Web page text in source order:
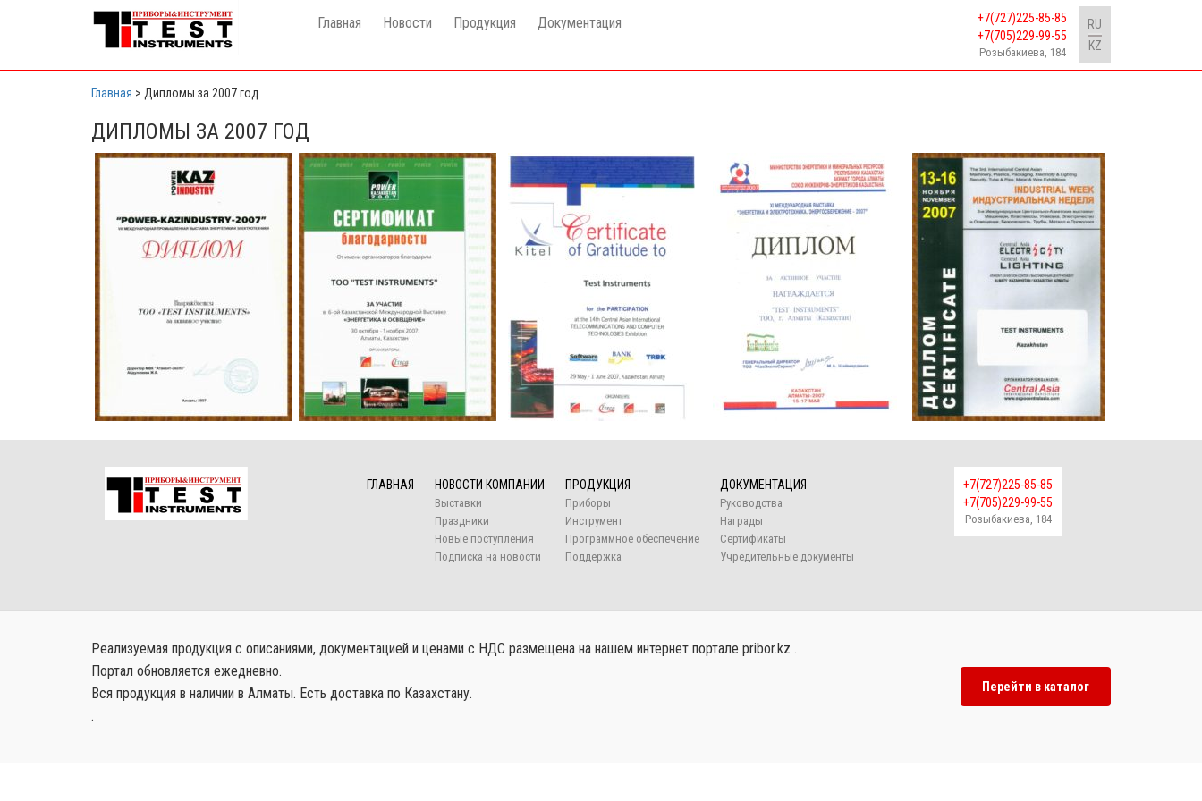
Главная Новости Продукция Документация
+7(727)225-85-85
+7(705)229-99-55
Розыбакиева, 184
RU
KZ
Главная > Дипломы за 2007 год
ДИПЛОМЫ ЗА 2007 ГОД
ГЛАВНАЯ НОВОСТИ КОМПАНИИ
Выставки
Праздники
Новые поступления
Подписка на новости
ПРОДУКЦИЯ
Приборы
Инструмент
Программное обеспечение
Поддержка
ДОКУМЕНТАЦИЯ
Руководства
Награды
Сертификаты
Учредительные документы
+7(727)225-85-85
+7(705)229-99-55
Розыбакиева, 184
Реализуемая продукция с описаниями, документацией и ценами с НДС размещена на нашем интернет портале pribor.kz .
Портал обновляется ежедневно.
Вся продукция в наличии в Алматы. Есть доставка по Казахстану.
.
Перейти в каталог